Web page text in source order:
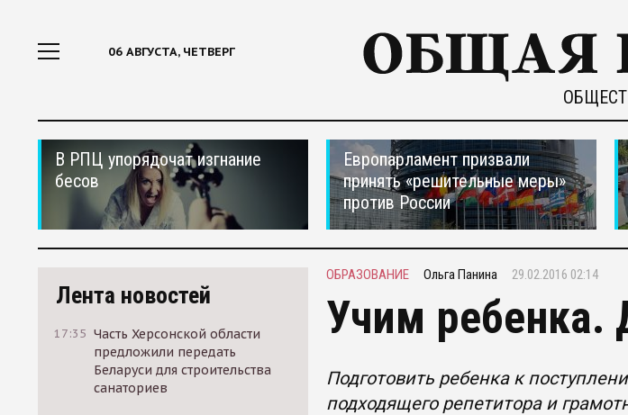
06 АВГУСТА, ЧЕТВЕРГ
В РПЦ упорядочат изгнание
бесов
Европарламент призвали
принять «решительные меры»
против России
Лента новостей
17:35 Часть Херсонской области
предложили передать
Беларуси для строительства
санаториев
ОБРАЗОВАНИЕ Ольга Панина 29.02.2016 02:14
Учим ребенка.
Подготовить ребенка к
подходящего репетитора и